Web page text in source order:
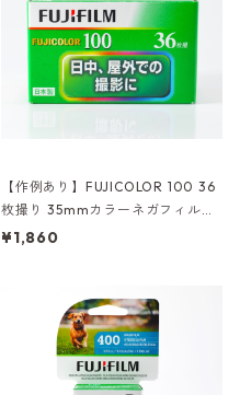
【作例あり】FUJICOLOR 100 36
枚撮り 35mmカラーネガフィルム
富士フイルム フジカラー (K005)
¥1,860